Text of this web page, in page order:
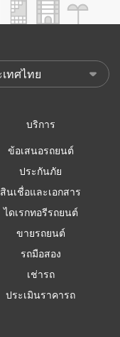
บริการ
ข้อเสนอรถยนต์
ประกันภัย
สินเชื่อและเอกสาร
ไดเรกทอรีรถยนต์
ขายรถยนต์
รถมือสอง
เช่ารถ
ประเมินราคารถ